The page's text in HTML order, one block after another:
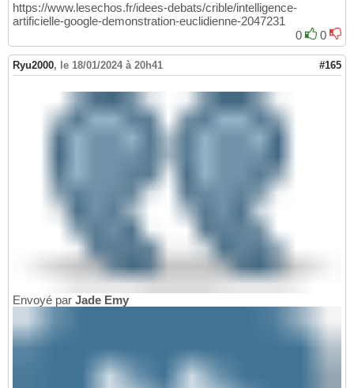
https://www.lesechos.fr/idees-debats/crible/intelligence-
artificielle-google-demonstration-euclidienne-2047231
0
0
Ryu2000, le 18/01/2024 à 20h41 #165
Envoyé par Jade Emy